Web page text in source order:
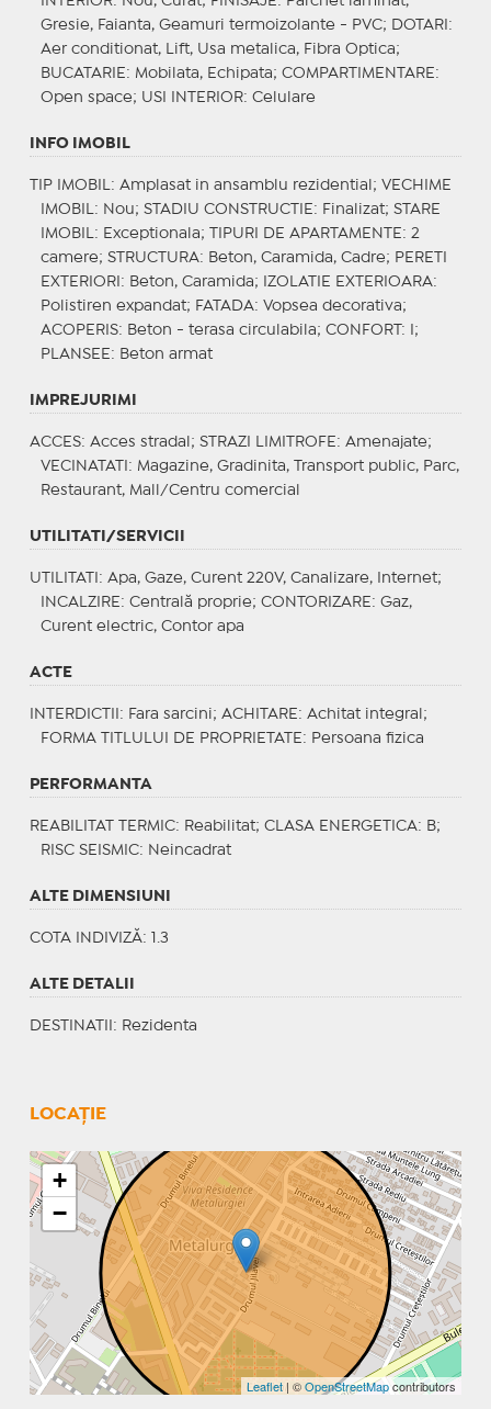
Gresie, Faianta, Geamuri termoizolante - PVC;
DOTARI :
Aer conditionat, Lift, Usa metalica, Fibra Optica;
BUCATARIE : Mobilata, Echipata; COMPARTIMENTARE :
Open space; USI INTERIOR: Celulare
INFO IMOBIL
TIP IMOBIL : Amplasat in ansamblu rezidential; VECHIME
IMOBIL : Nou; STADIU CONSTRUCTIE : Finalizat; STARE
IMOBIL : Exceptionala; TIPURI DE APARTAMENTE : 2
camere; STRUCTURA: Beton, Caramida, Cadre; PERETI
EXTERIORI : Beton, Caramida; IZOLATIE EXTERIOARA:
Polistiren expandat; FATADA: Vopsea decorativa;
ACOPERIS: Beton - terasa circulabila; CONFORT : I;
PLANSEE : Beton armat
IMPREJURIMI
ACCES: Acces stradal; STRAZI LIMITROFE : Amenajate;
VECINATATI : Magazine, Gradinita, Transport public, Parc,
Restaurant, Mall/Centru comercial
UTILITATI/SERVICII
UTILITATI : Apa, Gaze, Curent 220V, Canalizare, Internet;
INCALZIRE : Centrală proprie; CONTORIZARE : Gaz,
Curent electric, Contor apa
ACTE
INTERDICTII : Fara sarcini; ACHITARE : Achitat integral;
FORMA TITLULUI DE PROPRIETATE : Persoana fizica
PERFORMANTA
REABILITAT TERMIC: Reabilitat; CLASA ENERGETICA: B;
RISC SEISMIC: Neincadrat
ALTE DIMENSIUNI
COTA INDIVIZĂ: 1.3
ALTE DETALII
DESTINATII : Rezidenta
LOCAȚIE
+
−
Leaflet| ©OpenStreetMapcontributors